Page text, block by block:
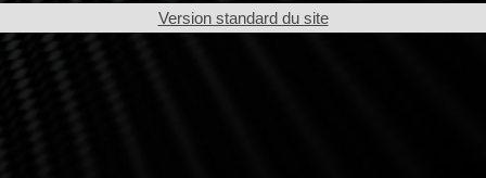
Version standard du site